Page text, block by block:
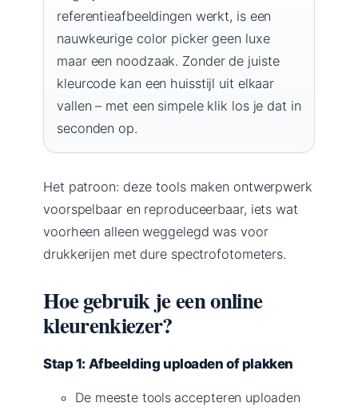
referentieafbeeldingen werkt, is een
nauwkeurige color picker geen luxe
maar een noodzaak. Zonder de juiste
kleurcode kan een huisstijl uit elkaar
vallen – met een simpele klik los je dat in
seconden op.
Het patroon: deze tools maken ontwerpwerk
voorspelbaar en reproduceerbaar, iets wat
voorheen alleen weggelegd was voor
drukkerijen met dure spectrofotometers.
Hoe gebruik je een online
kleurenkiezer?
Stap 1: Afbeelding uploaden of plakken
De meeste tools accepteren uploaden